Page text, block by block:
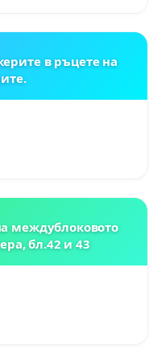
в ръцете на
междублоковото
бл.42 и 43